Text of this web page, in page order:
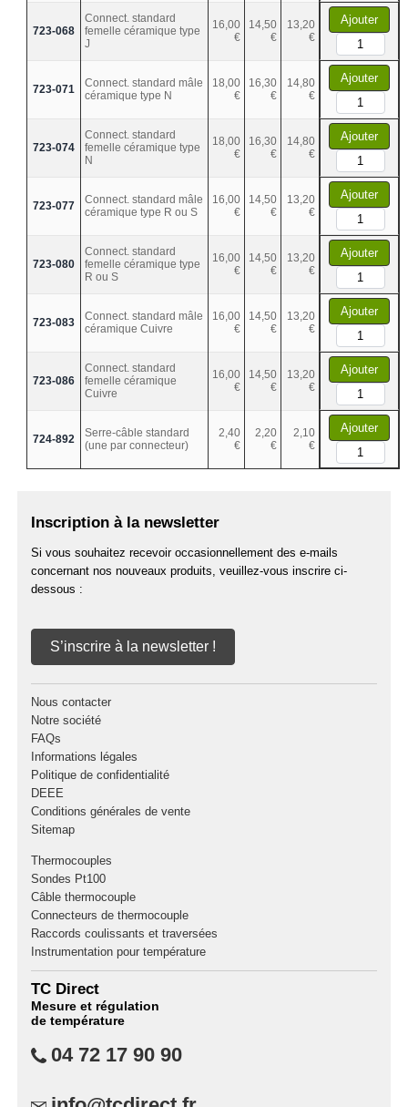
723-068
Connect. standard
femelle céramique type
J
16,00
€
14,50
€
13,20
€
Ajouter
723-071
Connect. standard mâle
céramique type N
18,00
€
16,30
€
14,80
€
Ajouter
723-074
Connect. standard
femelle céramique type
N
18,00
€
16,30
€
14,80
€
Ajouter
723-077
Connect. standard mâle
céramique type R ou S
16,00
€
14,50
€
13,20
€
Ajouter
723-080
Connect. standard
femelle céramique type
R ou S
16,00
€
14,50
€
13,20
€
Ajouter
723-083
Connect. standard mâle
céramique Cuivre
16,00
€
14,50
€
13,20
€
Ajouter
723-086
Connect. standard
femelle céramique
Cuivre
16,00
€
14,50
€
13,20
€
Ajouter
724-892
Serre-câble standard
(une par connecteur)
2,40
€
2,20
€
2,10
€
Ajouter
Inscription à la newsletter
Si vous souhaitez recevoir occasionnellement des e-mails
concernant nos nouveaux produits, veuillez-vous inscrire ci-
dessous :
S’inscrire à la newsletter !
Nous contacter
Notre société
FAQs
Informations légales
Politique de confidentialité
DEEE
Conditions générales de vente
Sitemap
Thermocouples
Sondes Pt100
Câble thermocouple
Connecteurs de thermocouple
Raccords coulissants et traversées
Instrumentation pour température
TC Direct
Mesure et régulation
de température
04 72 17 90 90